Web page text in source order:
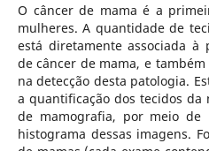
O câncer de mama é a
mulheres. A quantidade de
está diretamente associada à
de câncer de mama, e
na detecção desta patologia.
a quantificação dos tecidos da
de mamografia, por meio
histograma dessas imagens.